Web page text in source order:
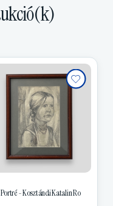
Portré - Kosztándi Katalin Ro